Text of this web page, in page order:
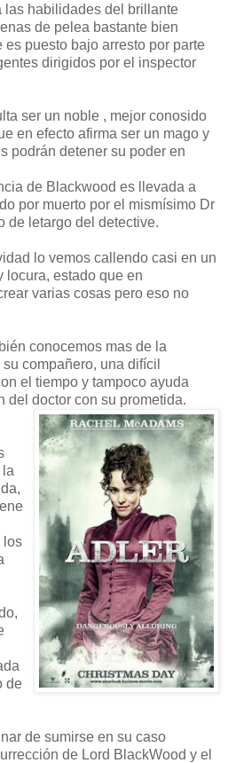
las habilidades del brillante
de pelea bastante bien
puesto bajo arresto por parte
dirigidos por el inspector
ser un noble , mejor conosido
en efecto afirma ser un mago y
podrán detener su poder en
de Blackwood es llevada a
por muerto por el mismísimo Dr
de letargo del detective.
lo vemos callendo casi en un
locura, estado que en
varias cosas pero eso no
conocemos mas de la
compañero, una difícil
el tiempo y tampoco ayuda
del doctor con su prometida.
los
de
de sumirse en su caso
de Lord BlackWood y el